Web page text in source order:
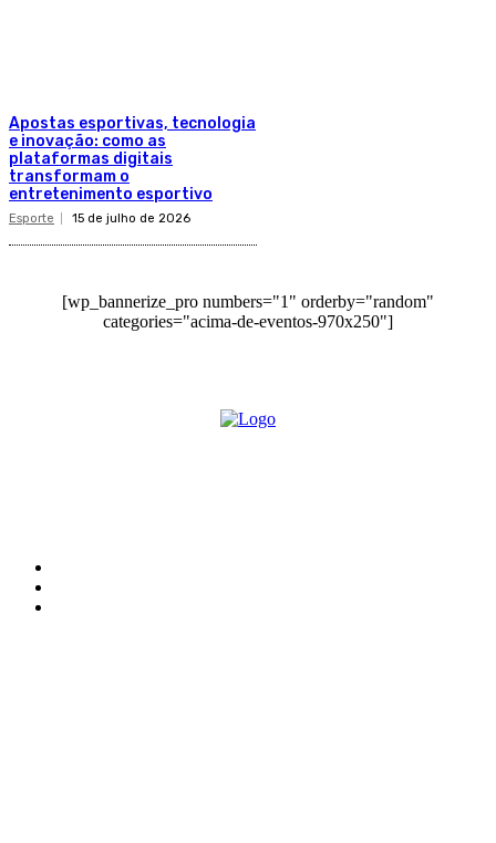
Apostas esportivas, tecnologia
e inovação: como as
plataformas digitais
transformam o
entretenimento esportivo
Esporte 15 de julho de 2026
[wp_bannerize_pro numbers="1" orderby="random"
categories="acima-de-eventos-970x250"]